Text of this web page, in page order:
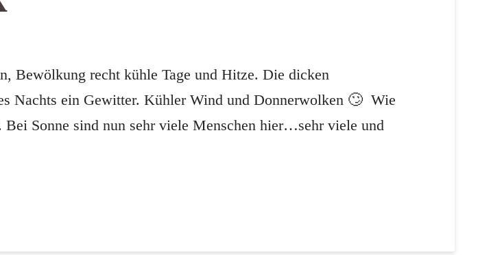
Bewölkung recht kühle Tage und Hitze. Die dicken
Nachts ein Gewitter. Kühler Wind und Donnerwolken 🙄 Wie
Bei Sonne sind nun sehr viele Menschen hier…sehr viele und